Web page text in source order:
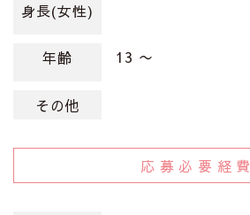
身長(女性)
年齢
13 〜
その他
応募必要経費